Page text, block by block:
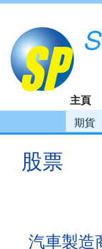
主頁
期貨
股票
汽車製造